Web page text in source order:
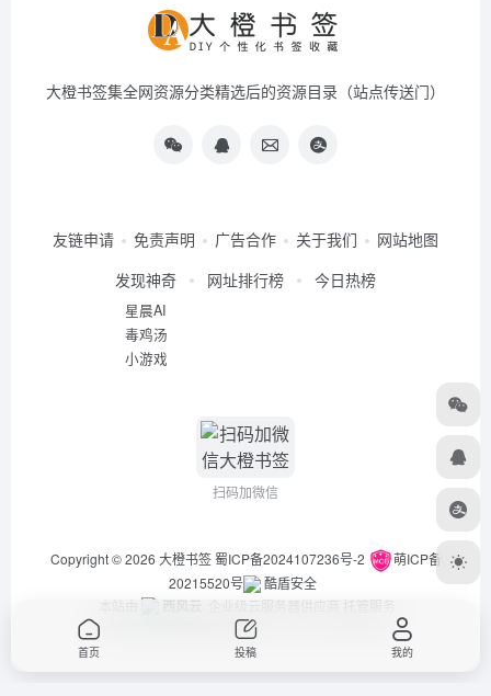
大橙书签集全网资源分类精选后的资源目录（站点传送门）
友链申请 免责声明 广告合作 关于我们
网站地图
发现神奇
星晨AI
毒鸡汤
小游戏
网址排行榜 今日热榜
扫码加微信
Copyright © 2026 大橙书签 蜀ICP备2024107236号-2
萌ICP备
20215520号
酷盾安全
本站由
西风云 企业级云服务器供应商 托管服务
违法举报/投稿等事物联系邮箱：arch_chen@qq.com
首页 投稿 我的